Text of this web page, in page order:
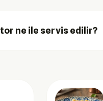
ne ile servis edilir?